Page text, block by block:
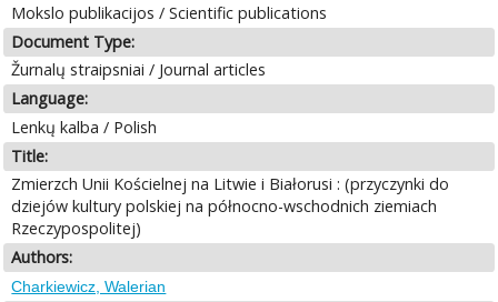
Mokslo publikacijos / Scientific publications
Document Type:
Žurnalų straipsniai / Journal articles
Language:
Lenkų kalba / Polish
Title:
Zmierzch Unii Kościelnej na Litwie i Białorusi : (przyczynki do
dziejów kultury polskiej na północno-wschodnich ziemiach
Rzeczypospolitej)
Authors:
Charkiewicz, Walerian